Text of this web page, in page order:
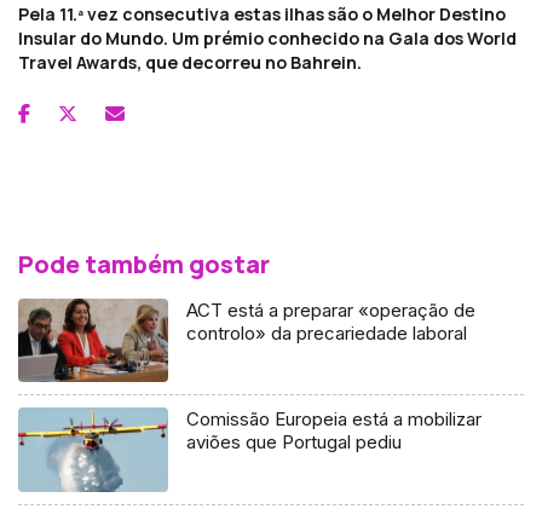
Pela 11.ª vez consecutiva estas ilhas são o Melhor Destino
Insular do Mundo. Um prémio conhecido na Gala dos World
Travel Awards, que decorreu no Bahrein.
Pode também gostar
ACT está a preparar «operação de
controlo» da precariedade laboral
Comissão Europeia está a mobilizar
aviões que Portugal pediu